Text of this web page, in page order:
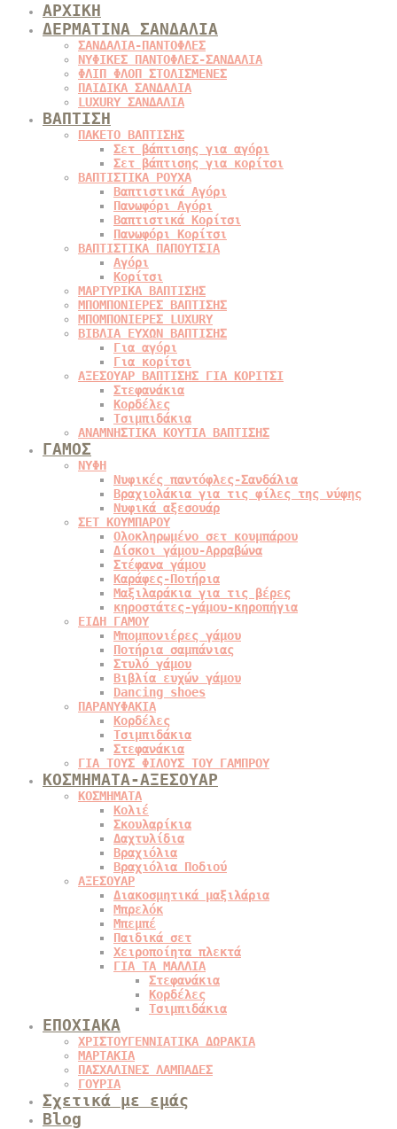
ΑΡΧΙΚΗ
ΔΕΡΜΑΤΙΝΑ ΣΑΝΔΑΛΙΑ
ΣΑΝΔΑΛΙΑ-ΠΑΝΤΟΦΛΕΣ
ΝΥΦΙΚΕΣ ΠΑΝΤΟΦΛΕΣ-ΣΑΝΔΑΛΙΑ
ΦΛΙΠ ΦΛΟΠ ΣΤΟΛΙΣΜΕΝΕΣ
ΠΑΙΔΙΚΑ ΣΑΝΔΑΛΙΑ
LUXURY ΣΑΝΔΑΛΙΑ
ΒΑΠΤΙΣΗ
ΠΑΚΕΤΟ ΒΑΠΤΙΣΗΣ
Σετ βάπτισης για αγόρι
Σετ βάπτισης για κορίτσι
ΒΑΠΤΙΣΤΙΚΑ ΡΟΥΧΑ
Βαπτιστικά Αγόρι
Πανωφόρι Αγόρι
Βαπτιστικά Κορίτσι
Πανωφόρι Κορίτσι
ΒΑΠΤΙΣΤΙΚΑ ΠΑΠΟΥΤΣΙΑ
Αγόρι
Κορίτσι
ΜΑΡΤΥΡΙΚΑ ΒΑΠΤΙΣΗΣ
ΜΠΟΜΠΟΝΙΕΡΕΣ ΒΑΠΤΙΣΗΣ
ΜΠΟΜΠΟΝΙΕΡΕΣ LUXURY
ΒΙΒΛΙΑ ΕΥΧΩΝ ΒΑΠΤΙΣΗΣ
Για αγόρι
Για κορίτσι
ΑΞΕΣΟΥΑΡ ΒΑΠΤΙΣΗΣ ΓΙΑ ΚΟΡΙΤΣΙ
Στεφανάκια
Κορδέλες
Τσιμπιδάκια
ΑΝΑΜΝΗΣΤΙΚΑ ΚΟΥΤΙΑ ΒΑΠΤΙΣΗΣ
ΓΑΜΟΣ
ΝΥΦΗ
Νυφικές παντόφλες-Σανδάλια
Βραχιολάκια για τις φίλες της νύφης
Νυφικά αξεσουάρ
ΣΕΤ ΚΟΥΜΠΑΡΟΥ
Ολοκληρωμένο σετ κουμπάρου
Δίσκοι γάμου-Αρραβώνα
Στέφανα γάμου
Καράφες-Ποτήρια
Μαξιλαράκια για τις βέρες
κηροστάτες-γάμου-κηροπήγια
ΕΙΔΗ ΓΑΜΟΥ
Μπομπονιέρες γάμου
Ποτήρια σαμπάνιας
Στυλό γάμου
Βιβλία ευχών γάμου
Dancing shoes
ΠΑΡΑΝΥΦΑΚΙΑ
Κορδέλες
Τσιμπιδάκια
Στεφανάκια
ΓΙΑ ΤΟΥΣ ΦΙΛΟΥΣ ΤΟΥ ΓΑΜΠΡΟΥ
ΚΟΣΜΗΜΑΤΑ-ΑΞΕΣΟΥΑΡ
ΚΟΣΜΗΜΑΤΑ
Κολιέ
Σκουλαρίκια
Δαχτυλίδια
Βραχιόλια
Βραχιόλια Ποδιού
ΑΞΕΣΟΥΑΡ
Διακοσμητικά μαξιλάρια
Μπρελόκ
Μπεμπέ
Παιδικά σετ
Χειροποίητα πλεκτά
ΓΙΑ ΤΑ ΜΑΛΛΙΑ
Στεφανάκια
Κορδέλες
Τσιμπιδάκια
ΕΠΟΧΙΑΚΑ
ΧΡΙΣΤΟΥΓΕΝΝΙΑΤΙΚΑ ΔΩΡΑΚΙΑ
ΜΑΡΤΑΚΙΑ
ΠΑΣΧΑΛΙΝΕΣ ΛΑΜΠΑΔΕΣ
ΓΟΥΡΙΑ
Σχετικά με εμάς
Blog